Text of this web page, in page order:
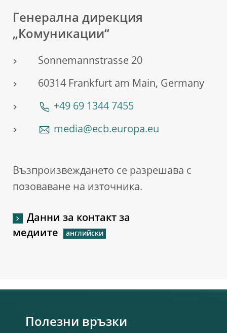
Генерална дирекция
„Комуникации“
Sonnemannstrasse 20
60314 Frankfurt am Main, Germany
+49 69 1344 7455
media@ecb.europa.eu
Възпроизвеждането се разрешава с
позоваване на източника.
Данни за контакт за
медиите
Полезни връзки